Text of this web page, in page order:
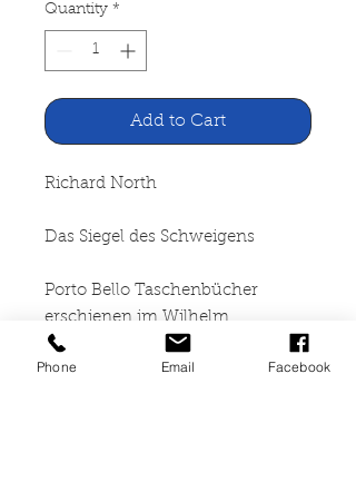
Quantity *
Add to Cart
Richard North
Das Siegel des Schweigens
Porto Bello Taschenbücher
erschienen im Wilhelm
Goldmann Verlag, München
2002
Phone Email Facebook